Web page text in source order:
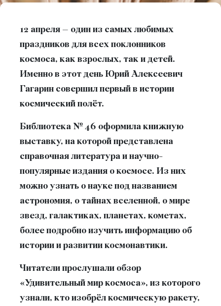
12 апреля – один из самых любимых
праздников для всех поклонников
космоса, как взрослых, так и детей.
Именно в этот день Юрий Алексеевич
Гагарин совершил первый в истории
космический полёт.
Библиотека № 46 оформила книжную
выставку, на которой представлена
справочная литература и научно-
популярные издания о космосе. Из них
можно узнать о науке под названием
астрономия, о тайнах вселенной, о мире
звезд, галактиках, планетах, кометах,
более подробно изучить информацию об
истории и развитии космонавтики.
Читатели прослушали обзор
«Удивительный мир космоса», из которого
узнали, кто изобрёл космическую ракету,